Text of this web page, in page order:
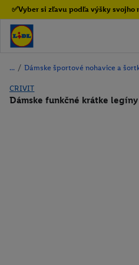
✅Vyber si zľavu podľa výšky svojho
/ Dámske športové nohavice a
CRIVIT
Dámske funkčné krátke